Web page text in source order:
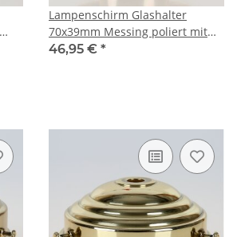
Lampenschirm Glashalter
70x39mm Messing poliert mit
E27 Fassung
46,95 € *